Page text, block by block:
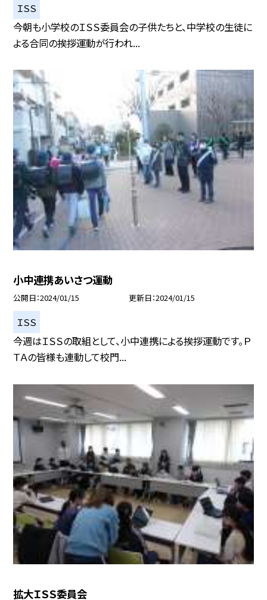
ＩＳＳ
今朝も小学校のＩＳＳ委員会の子供たちと、中学校の生徒に
よる合同の挨拶運動が行われ...
小中連携あいさつ運動
公開日 2024/01/15 更新日 2024/01/15
ＩＳＳ
今週はＩＳＳの取組として、小中連携による挨拶運動です。Ｐ
ＴＡの皆様も連動して校門...
拡大ＩＳＳ委員会